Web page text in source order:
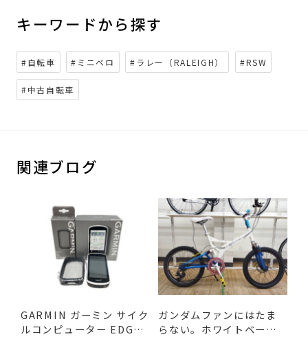
キーワードから探す
#自転車 #ミニベロ #ラレー（RALEIGH） #RSW
#中古自転車
関連ブログ
GARMIN ガーミン サイク
ルコンピューター EDGE1
ガンダムファンにはたま
らない。ホワイトベース